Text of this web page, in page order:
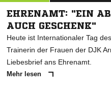
EHRENAMT: "EIN
AUCH GESCHENK"
Heute ist Internationaler Tag
Trainerin der Frauen der DJK
Liebesbrief ans Ehrenamt.
Mehr lesen